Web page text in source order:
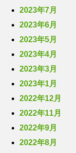
2023年7月
2023年6月
2023年5月
2023年4月
2023年3月
2023年1月
2022年12月
2022年11月
2022年9月
2022年8月